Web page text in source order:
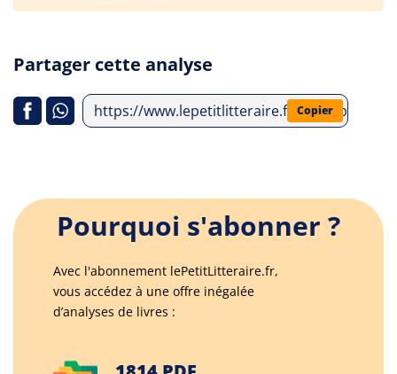
Partager cette analyse
https://www.lepetitlitteraire.fr/index.php/
Copier
Pourquoi s'abonner ?
Avec l'abonnement lePetitLitteraire.fr,
vous accédez à une offre inégalée
d’analyses de livres :